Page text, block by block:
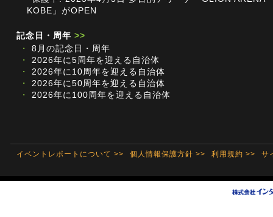
KOBE」がOPEN
記念日・周年 >>
・
8月の記念日・周年
・
2026年に5周年を迎える自治体
・
2026年に10周年を迎える自治体
・
2026年に50周年を迎える自治体
・
2026年に100周年を迎える自治体
イベントレポートについて >> 個人情報保護方針 >> 利用規約 >> サ